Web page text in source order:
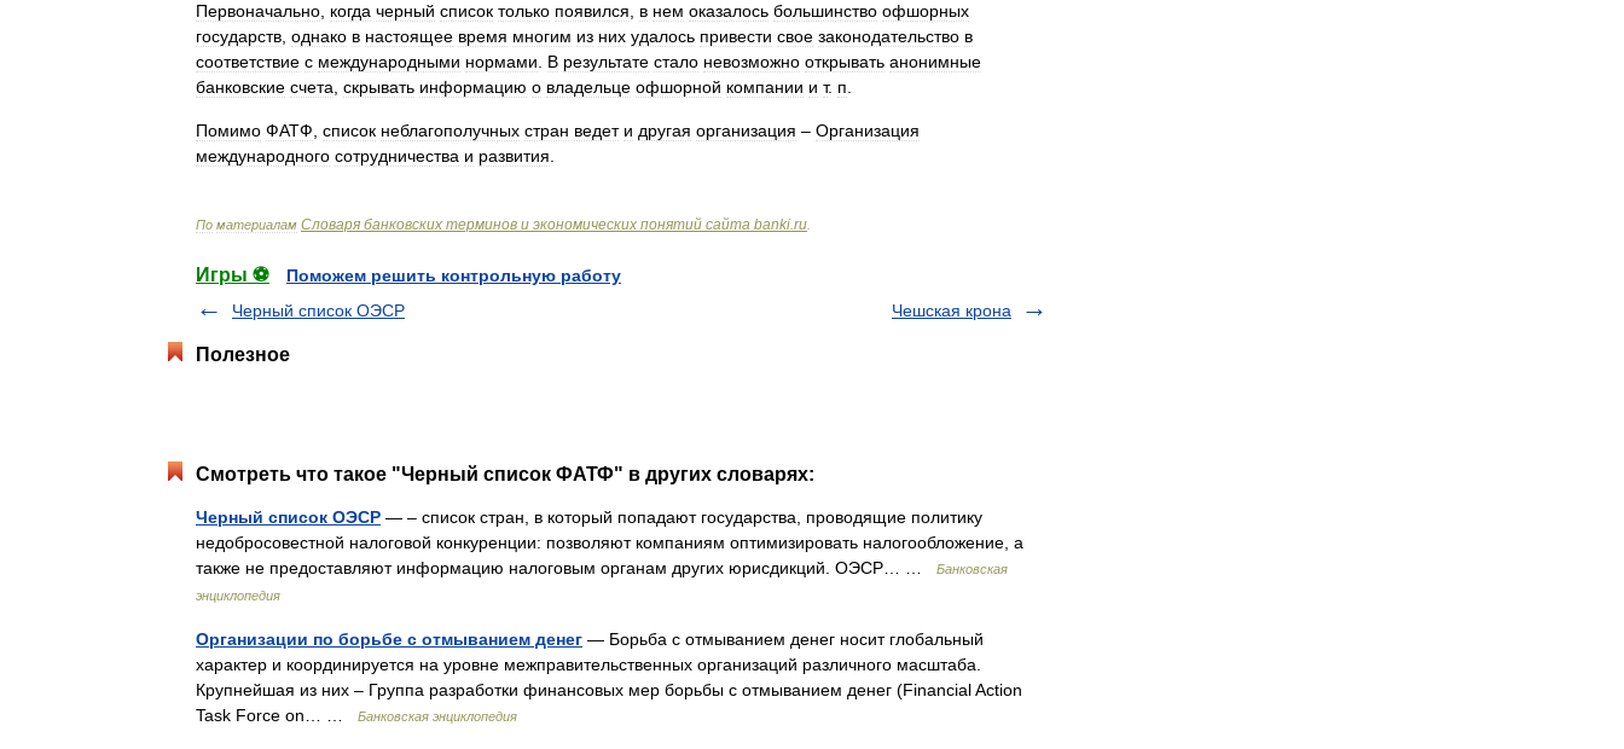
Первоначально когда черный список только появился в нем оказалось большинство офшорных
государств однако в настоящее время многим из них удалось привести свое законодательство в
соответствие с международными нормами В результате стало невозможно открывать анонимные
банковские счета скрывать информацию о владельце офшорной компании и т. п
Помимо ФАТФ список неблагополучных стран ведет и другая организация – Организация
международного сотрудничества и развития
По материалам Словаря банковских терминов и экономических понятий сайта banki.ru
Игры ⚽
Поможем решить контрольную работу
Черный список ОЭСР
Чешская крона
Полезное
Смотреть что такое "Черный список ФАТФ" в других словарях:
Черный список ОЭСР — – список стран, в который попадают государства, проводящие политику
недобросовестной налоговой конкуренции: позволяют компаниям оптимизировать налогообложение, а
также не предоставляют информацию налоговым органам других юрисдикций. ОЭСР… …
Банковская
энциклопедия
Организации по борьбе с отмыванием денег — Борьба с отмыванием денег носит глобальный
характер и координируется на уровне межправительственных организаций различного масштаба.
Крупнейшая из них – Группа разработки финансовых мер борьбы с отмыванием денег (Financial Action
Task Force on… …
Банковская энциклопедия